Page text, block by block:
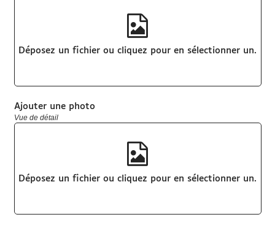
Déposez un fichier ou cliquez pour en sélectionner un.
Ajouter une photo
Vue de détail
Déposez un fichier ou cliquez pour en sélectionner un.